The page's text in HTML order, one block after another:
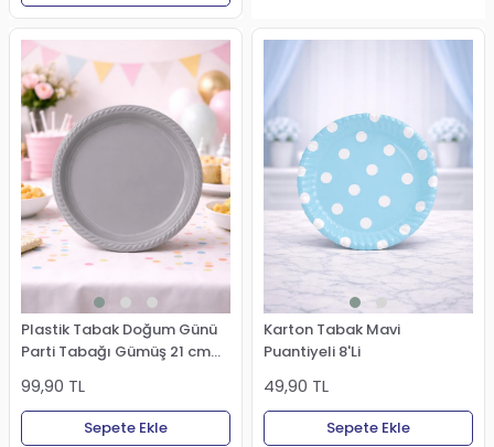
Plastik Tabak Doğum Günü
Parti Tabağı Gümüş 21 cm
99,90 TL
Sepete Ekle
Karton Tabak Mavi
Puantiyeli 8'Li
49,90 TL
Sepete Ekle